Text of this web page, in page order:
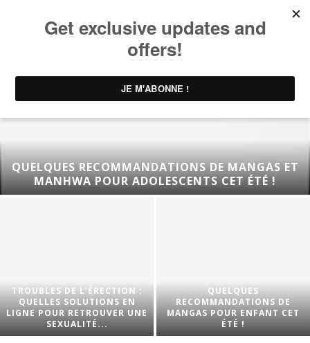
QUELQUES RECOMMANDATIONS DE MANGAS ET
MANHWA POUR ADOLESCENTS CET ÉTÉ !
TROUBLES DE L’ÉRECTION :
QUELLES SOLUTIONS EN
LIGNE POUR RETROUVER UNE
SEXUALITÉ...
QUELQUES
RECOMMANDATIONS DE
MANGAS POUR ENFANT CET
ÉTÉ !